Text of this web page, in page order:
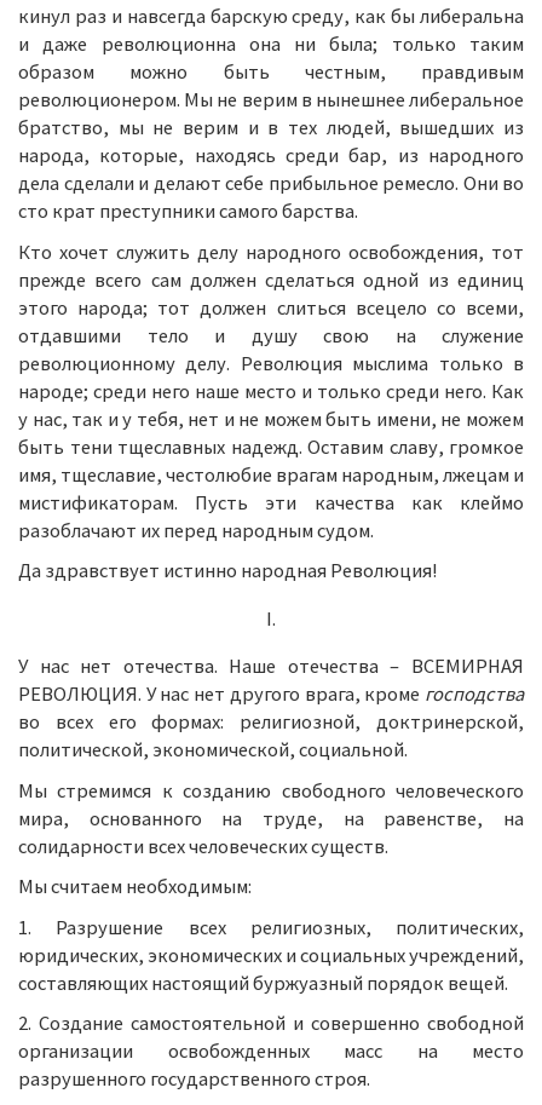
кинул раз и навсегда барскую среду, как бы либеральна
и даже революционна она ни была; только таким
образом можно быть честным, правдивым
революционером. Мы не верим в нынешнее либеральное
братство, мы не верим и в тех людей, вышедших из
народа, которые, находясь среди бар, из народного
дела сделали и делают себе прибыльное ремесло. Они во
сто крат преступники самого барства.
Кто хочет служить делу народного освобождения, тот
прежде всего сам должен сделаться одной из единиц
этого народа; тот должен слиться всецело со всеми,
отдавшими тело и душу свою на служение
революционному делу. Революция мыслима только в
народе; среди него наше место и только среди него. Как
у нас, так и у тебя, нет и не можем быть имени, не можем
быть тени тщеславных надежд. Оставим славу, громкое
имя, тщеславие, честолюбие врагам народным, лжецам и
мистификаторам. Пусть эти качества как клеймо
разоблачают их перед народным судом.
Да здравствует истинно народная Революция!
I.
У нас нет отечества. Наше отечества – ВСЕМИРНАЯ
РЕВОЛЮЦИЯ. У нас нет другого врага, кроме господства
во всех его формах: религиозной, доктринерской,
политической, экономической, социальной.
Мы стремимся к созданию свободного человеческого
мира, основанного на труде, на равенстве, на
солидарности всех человеческих существ.
Мы считаем необходимым:
1. Разрушение всех религиозных, политических,
юридических, экономических и социальных учреждений,
составляющих настоящий буржуазный порядок вещей.
2. Создание самостоятельной и совершенно свободной
организации освобожденных масс на место
разрушенного государственного строя.